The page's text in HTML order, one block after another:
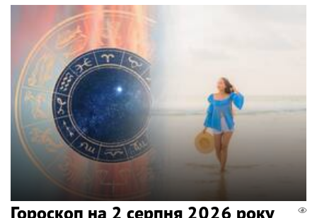
Гороскоп на 2 серпня 2026 року